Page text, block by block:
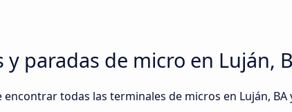
y paradas de micro en Luján,
todas las terminales de micros en Luján, BA